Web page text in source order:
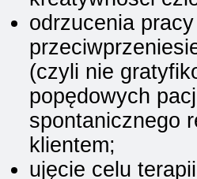
odrzucenia
(czyli nie
popędowych
spontanicznego
klientem;
ujęcie celu